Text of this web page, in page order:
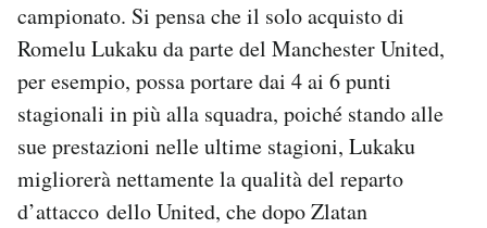
campionato. Si pensa che il solo acquisto di
Romelu Lukaku da parte del Manchester United,
per esempio, possa portare dai 4 ai 6 punti
stagionali in più alla squadra, poiché stando alle
sue prestazioni nelle ultime stagioni, Lukaku
migliorerà nettamente la qualità del reparto
d’attacco dello United, che dopo Zlatan